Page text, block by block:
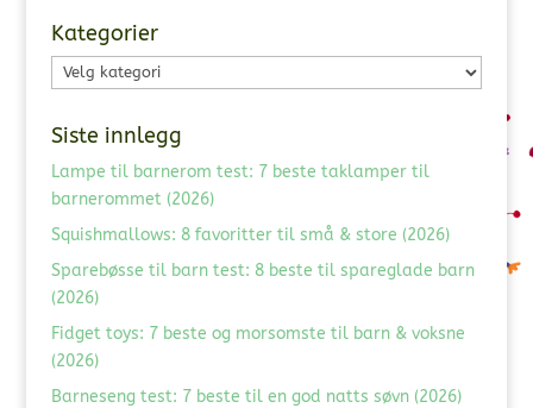
Kategorier
Kategorier
Siste innlegg
Lampe til barnerom test: 7 beste taklamper til
barnerommet (2026)
Squishmallows: 8 favoritter til små & store (2026)
Sparebøsse til barn test: 8 beste til spareglade barn
(2026)
Fidget toys: 7 beste og morsomste til barn & voksne
(2026)
Barneseng test: 7 beste til en god natts søvn (2026)